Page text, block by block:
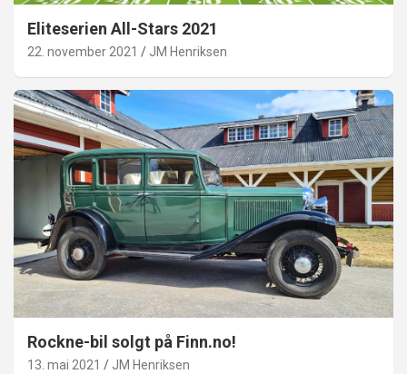
Eliteserien All-Stars 2021
22. november 2021 JM Henriksen
Rockne-bil solgt på Finn.no!
13. mai 2021 JM Henriksen